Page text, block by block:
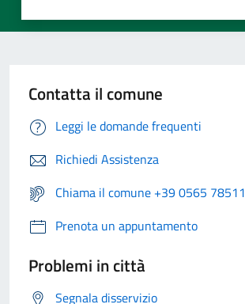
Contatta il comune
Leggi le domande frequenti
Richiedi Assistenza
Chiama il comune +39 0565 78511
Prenota un appuntamento
Problemi in città
Segnala disservizio